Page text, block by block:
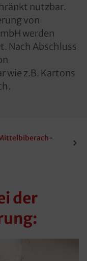
nutzbar.
von
werden
Nach Abschluss
wie z.B. Kartons
der